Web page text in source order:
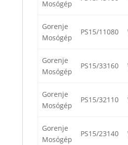
Mosógép
Gorenje
Mosógép
PS15/11080
Gorenje
Mosógép
PS15/33160
Gorenje
Mosógép
PS15/32110
Gorenje
Mosógép
PS15/23140